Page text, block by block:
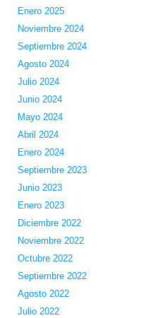
Enero 2025
Noviembre 2024
Septiembre 2024
Agosto 2024
Julio 2024
Junio 2024
Mayo 2024
Abril 2024
Enero 2024
Septiembre 2023
Junio 2023
Enero 2023
Diciembre 2022
Noviembre 2022
Octubre 2022
Septiembre 2022
Agosto 2022
Julio 2022